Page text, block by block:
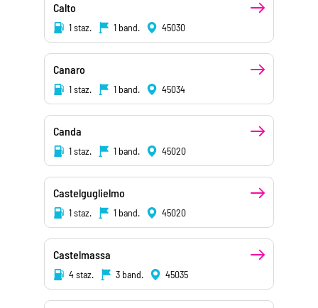
Calto
1 staz. 1 band. 45030
Canaro
1 staz. 1 band. 45034
Canda
1 staz. 1 band. 45020
Castelguglielmo
1 staz. 1 band. 45020
Castelmassa
4 staz. 3 band. 45035